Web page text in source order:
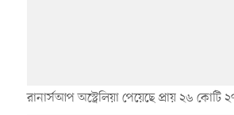
রানার্সআপ অস্ট্রেলিয়া পেয়েছে প্রায় ২৬ কোটি